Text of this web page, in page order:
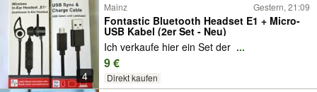
4
Mainz Gestern, 21:09
​Fontastic Bluetooth Headset E1 + Micro-
USB Kabel (2er Set - Neu)
​Ich verkaufe hier ein Set der ...
9 €
Direkt kaufen